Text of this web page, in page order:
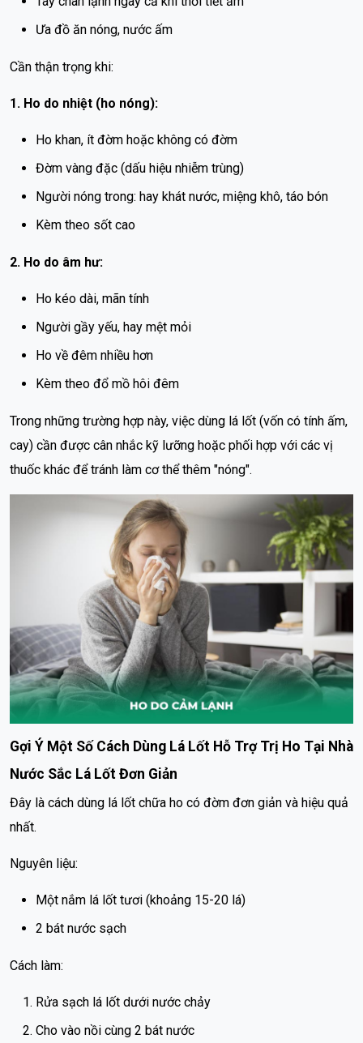
Ưa đồ ăn nóng, nước ấm
Cần thận trọng khi:
1. Ho do nhiệt (ho nóng):
Ho khan, ít đờm hoặc không có đờm
Đờm vàng đặc (dấu hiệu nhiễm trùng)
Người nóng trong: hay khát nước, miệng khô, táo bón
Kèm theo sốt cao
2. Ho do âm hư:
Ho kéo dài, mãn tính
Người gầy yếu, hay mệt mỏi
Ho về đêm nhiều hơn
Kèm theo đổ mồ hôi đêm
Trong những trường hợp này, việc dùng lá lốt (vốn có tính ấm,
cay) cần được cân nhắc kỹ lưỡng hoặc phối hợp với các vị
thuốc khác để tránh làm cơ thể thêm "nóng".
Gợi Ý Một Số Cách Dùng Lá Lốt Hỗ Trợ Trị Ho Tại Nhà
Nước Sắc Lá Lốt Đơn Giản
Đây là cách dùng lá lốt chữa ho có đờm đơn giản và hiệu quả
nhất.
Nguyên liệu:
Một nắm lá lốt tươi (khoảng 15-20 lá)
2 bát nước sạch
Cách làm:
Rửa sạch lá lốt dưới nước chảy
Cho vào nồi cùng 2 bát nước